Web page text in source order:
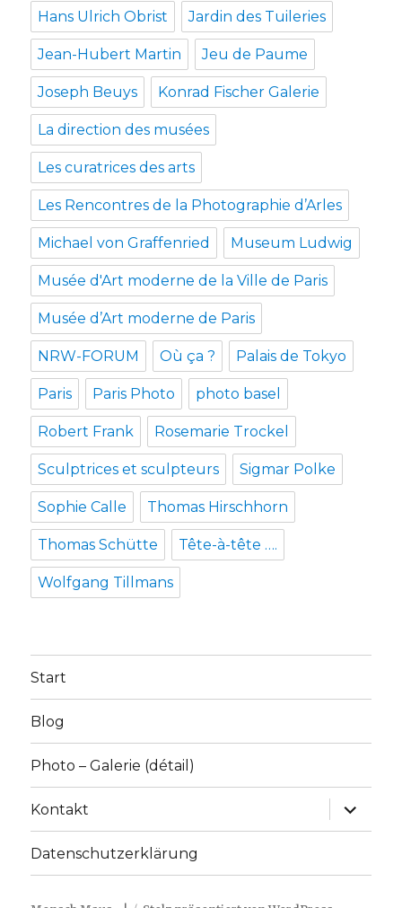
Hans Ulrich Obrist Jardin des Tuileries
Jean-Hubert Martin Jeu de Paume
Joseph Beuys Konrad Fischer Galerie
La direction des musées
Les curatrices des arts
Les Rencontres de la Photographie d’Arles
Michael von Graffenried Museum Ludwig
Musée d'Art moderne de la Ville de Paris
Musée d’Art moderne de Paris
NRW-FORUM Où ça ? Palais de Tokyo
Paris Paris Photo photo basel
Robert Frank Rosemarie Trockel
Sculptrices et sculpteurs Sigmar Polke
Sophie Calle Thomas Hirschhorn
Thomas Schütte Tête-à-tête ….
Wolfgang Tillmans
Start
Blog
Photo – Galerie (détail)
Kontakt
Datenschutzerklärung